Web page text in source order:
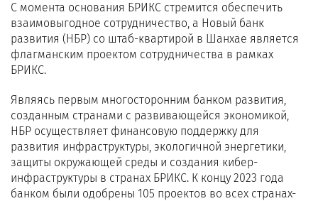
С момента основания БРИКС стремится обеспечить
взаимовыгодное сотрудничество, а Новый банк
развития (НБР) со штаб-квартирой в Шанхае является
флагманским проектом сотрудничества в рамках
БРИКС.
Являясь первым многосторонним банком развития,
созданным странами с развивающейся экономикой,
НБР осуществляет финансовую поддержку для
развития инфраструктуры, экологичной энергетики,
защиты окружающей среды и создания кибер-
инфраструктуры в странах БРИКС. К концу 2023 года
банком были одобрены 105 проектов во всех странах-